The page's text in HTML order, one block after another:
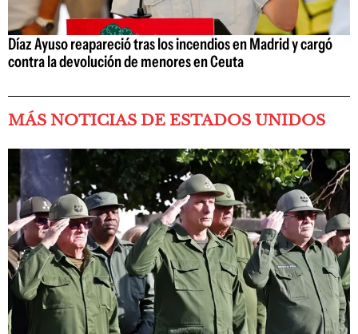
Díaz Ayuso reapareció tras los incendios en Madrid y cargó
contra la devolución de menores en Ceuta
MÁS NOTICIAS DE ESTADOS UNIDOS